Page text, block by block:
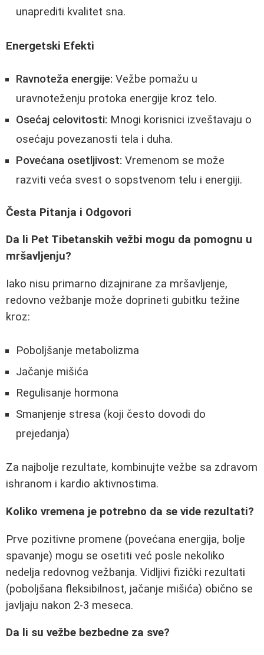
unaprediti kvalitet sna.
Energetski Efekti
Ravnoteža energije: Vežbe pomažu u
uravnoteženju protoka energije kroz telo.
Osećaj celovitosti: Mnogi korisnici izveštavaju o
osećaju povezanosti tela i duha.
Povećana osetljivost: Vremenom se može
razviti veća svest o sopstvenom telu i energiji.
Česta Pitanja i Odgovori
Da li Pet Tibetanskih vežbi mogu da pomognu u
mršavljenju?
Iako nisu primarno dizajnirane za mršavljenje,
redovno vežbanje može doprineti gubitku težine
kroz:
Poboljšanje metabolizma
Jačanje mišića
Regulisanje hormona
Smanjenje stresa (koji često dovodi do
prejedanja)
Za najbolje rezultate, kombinujte vežbe sa zdravom
ishranom i kardio aktivnostima.
Koliko vremena je potrebno da se vide rezultati?
Prve pozitivne promene (povećana energija, bolje
spavanje) mogu se osetiti već posle nekoliko
nedelja redovnog vežbanja. Vidljivi fizički rezultati
(poboljšana fleksibilnost, jačanje mišića) obično se
javljaju nakon 2-3 meseca.
Da li su vežbe bezbedne za sve?